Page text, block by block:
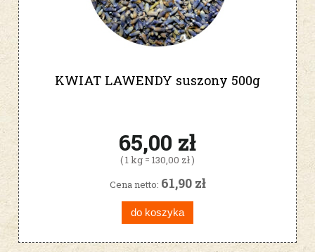
KWIAT LAWENDY suszony 500g
65,00 zł
( 1 kg = 130,00 zł )
Cena netto: 61,90 zł
do koszyka